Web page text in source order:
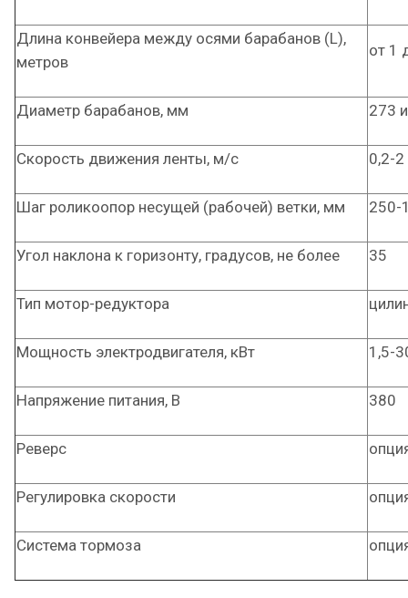
Длина конвейера между осями барабанов (L),
метров
от 1
Диаметр барабанов, мм 273
Скорость движения ленты, м/с 0,2-2
Шаг роликоопор несущей (рабочей) ветки, мм 250-
Угол наклона к горизонту, градусов, не более 35
Тип мотор-редуктора
Мощность электродвигателя, кВт 1,5-
Напряжение питания, В 380
Реверс
Регулировка скорости
Система тормоза